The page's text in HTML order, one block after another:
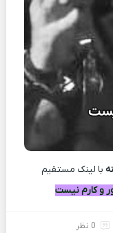
با لينک مستقيم
و کارم نیست
0 نظر